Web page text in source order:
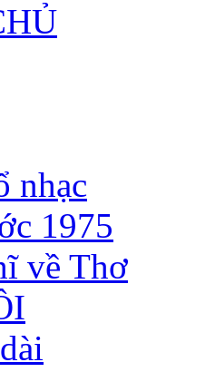
nhạc
1975
về Thơ